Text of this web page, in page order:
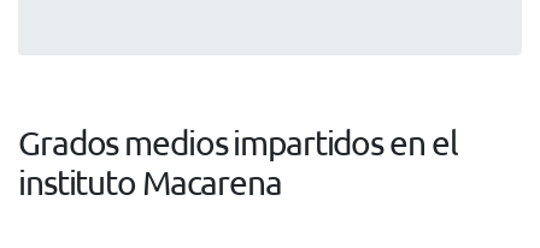
Grados medios impartidos en el
instituto Macarena